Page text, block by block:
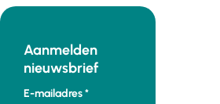
Aanmelden
nieuwsbrief
E-mailadres